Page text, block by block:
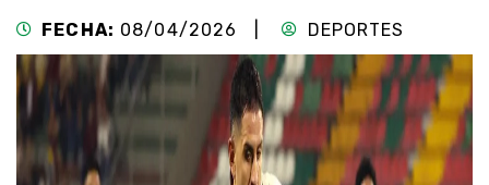
FECHA: 08/04/2026 | DEPORTES